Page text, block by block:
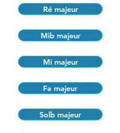
Ré majeur
Mib majeur
Mi majeur
Fa majeur
Solb majeur